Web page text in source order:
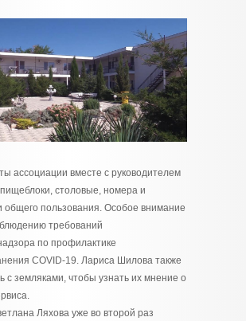
ассоциации вместе с руководителем
столовые, номера и
общего пользования. Особое внимание
требований
по профилактике
COVID-19. Лариса Шилова также
с земляками, чтобы узнать их мнение о
Ляхова уже во второй раз